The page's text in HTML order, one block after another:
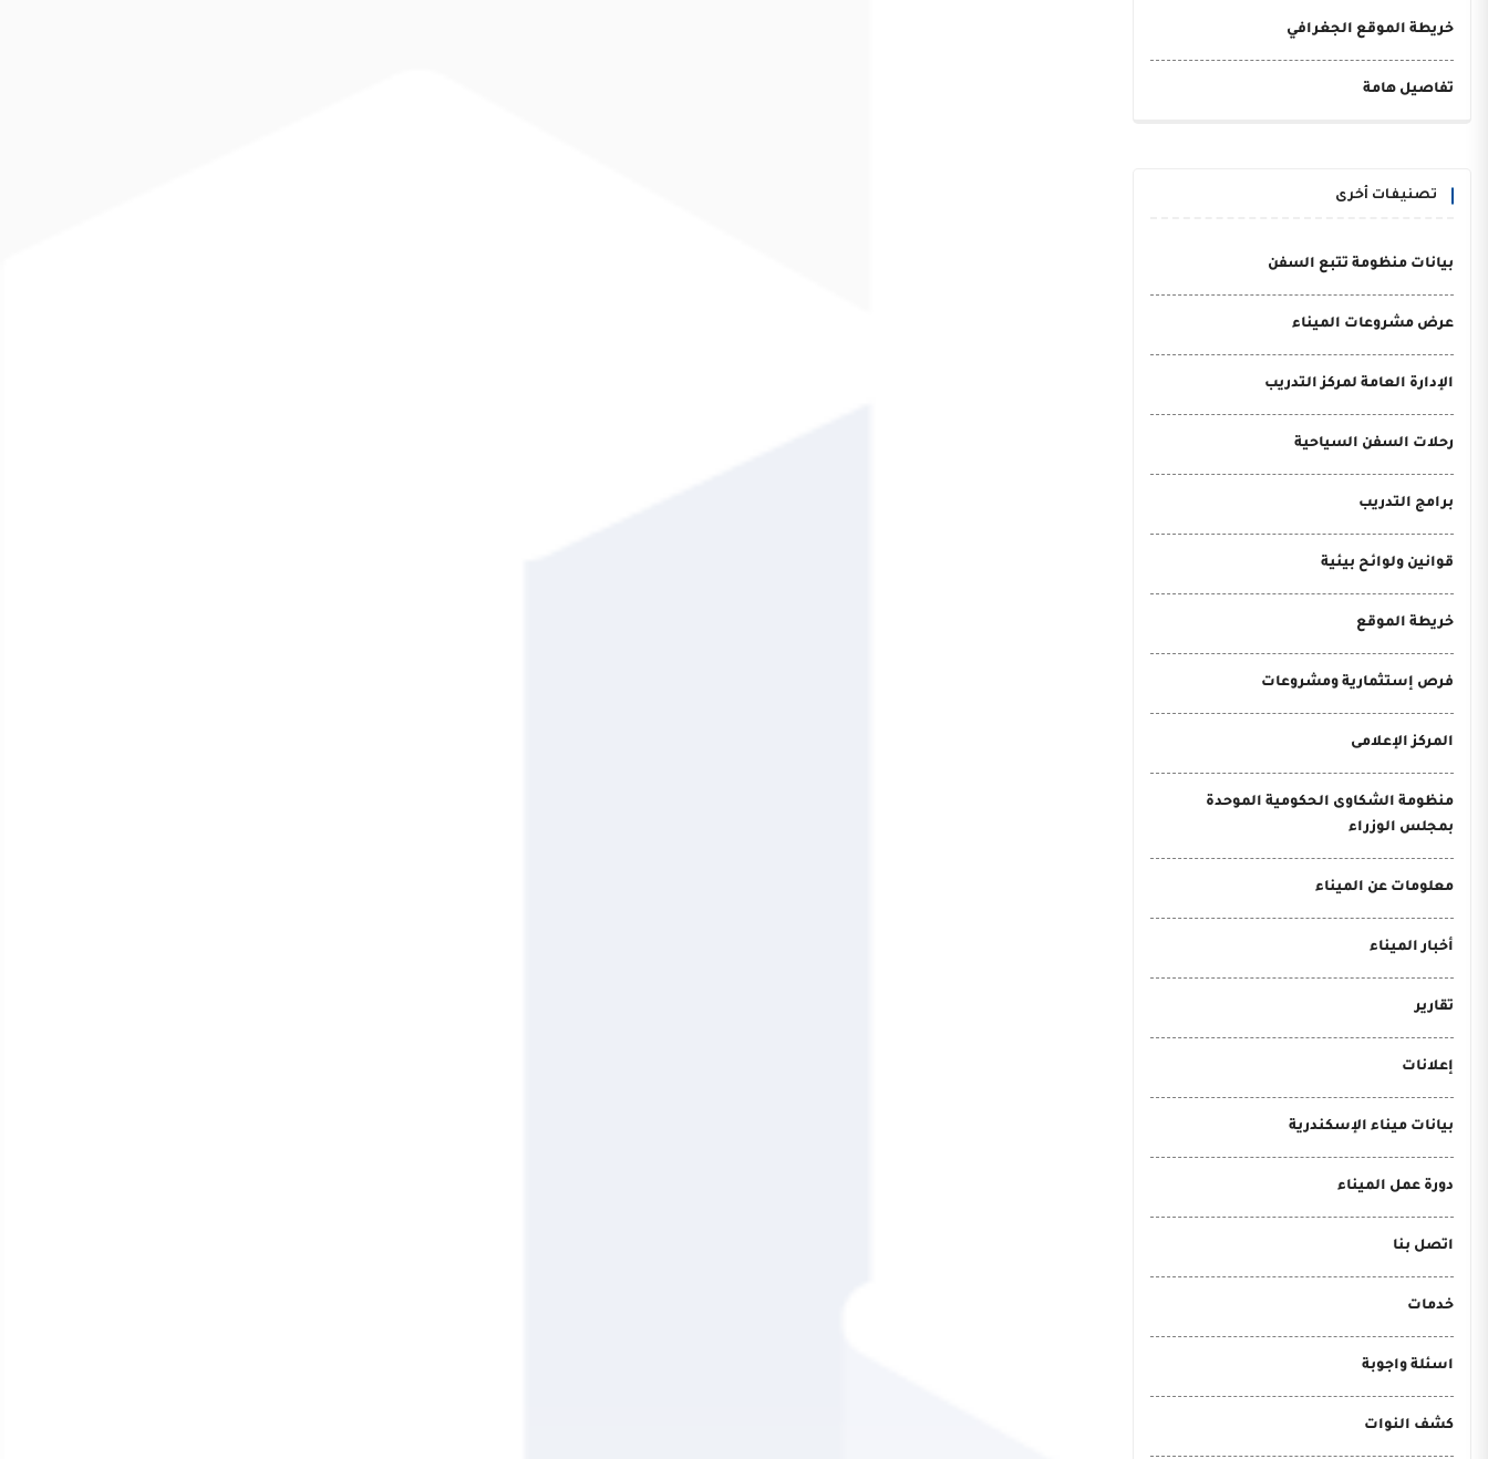
خريطة الموقع الجغرافي
تفاصيل هامة
تصنيفات أخرى
بيانات منظومة تتبع السفن
عرض مشروعات الميناء
الإدارة العامة لمركز التدريب
رحلات السفن السياحية
برامج التدريب
قوانين ولوائح بيئية
خريطة الموقع
فرص إستثمارية ومشروعات
المركز الإعلامى
منظومة الشكاوى الحكومية الموحدة
بمجلس الوزراء
معلومات عن الميناء
أخبار الميناء
تقارير
إعلانات
بيانات ميناء الإسكندرية
دورة عمل الميناء
اتصل بنا
خدمات
اسئلة واجوبة
كشف النوات